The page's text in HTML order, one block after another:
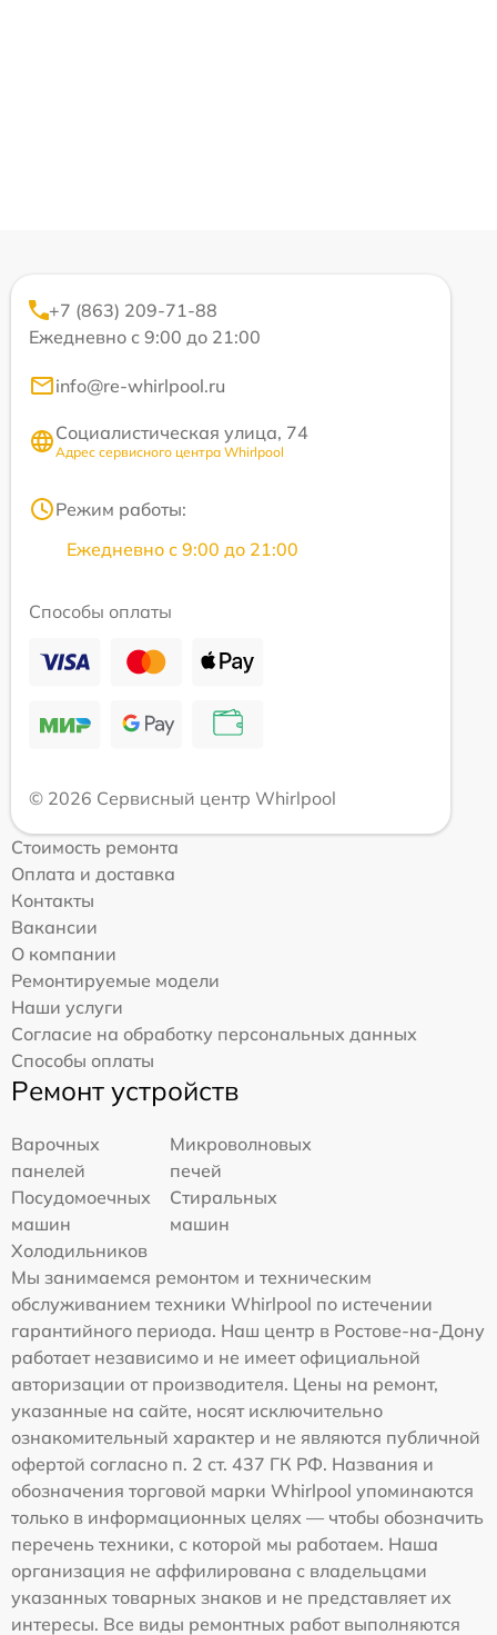
+7 (863) 209-71-88
Ежедневно с 9:00 до 21:00
info@re-whirlpool.ru
Социалистическая улица, 74
Адрес сервисного центра Whirlpool
Режим работы:
Ежедневно с 9:00 до 21:00
Способы оплаты
© 2026 Сервисный центр Whirlpool
Стоимость ремонта
Оплата и доставка
Контакты
Вакансии
О компании
Ремонтируемые модели
Наши услуги
Согласие на обработку персональных данных
Способы оплаты
Ремонт устройств
Варочных
панелей
Микроволновых
печей
Посудомоечных
машин
Стиральных
машин
Холодильников
Мы занимаемся ремонтом и техническим
обслуживанием техники Whirlpool по истечении
гарантийного периода. Наш центр в Ростове-на-Дону
работает независимо и не имеет официальной
авторизации от производителя. Цены на ремонт,
указанные на сайте, носят исключительно
ознакомительный характер и не являются публичной
офертой согласно п. 2 ст. 437 ГК РФ. Названия и
обозначения торговой марки Whirlpool упоминаются
только в информационных целях — чтобы обозначить
перечень техники, с которой мы работаем. Наша
организация не аффилирована с владельцами
указанных товарных знаков и не представляет их
интересы. Все виды ремонтных работ выполняются